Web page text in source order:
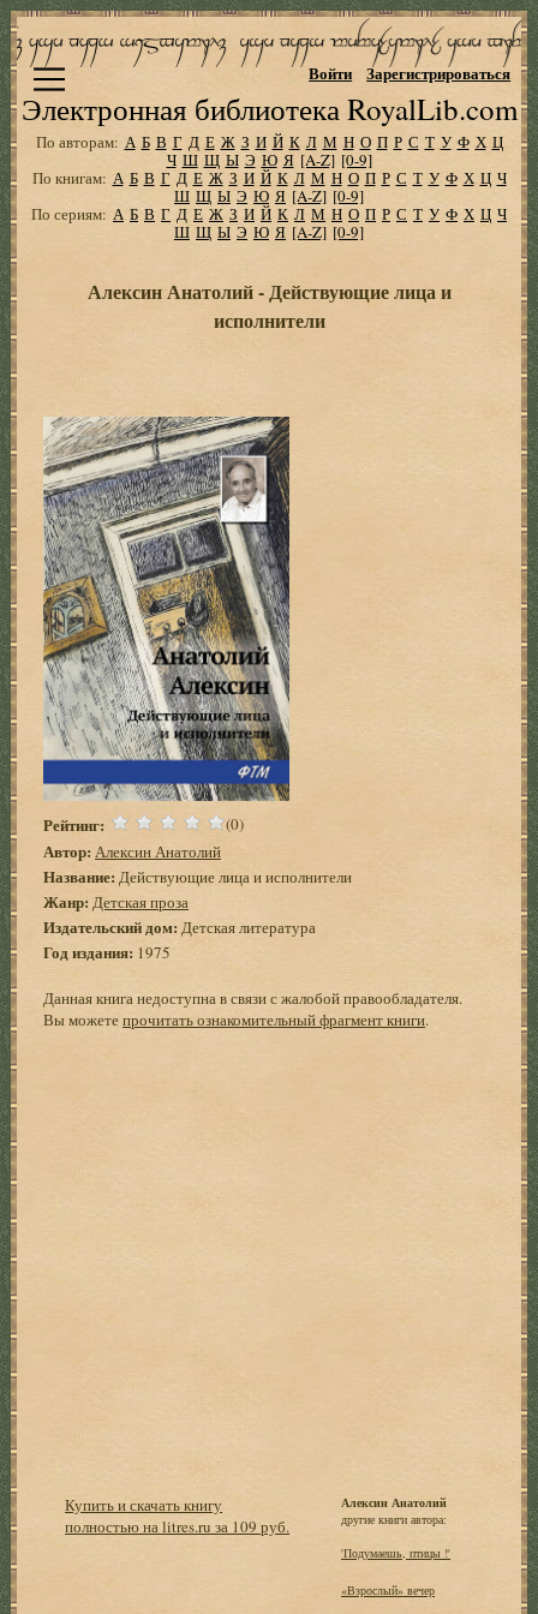
Электронная библиотека RoyalLib.com
Войти Зарегистрироваться
По авторам: А Б В Г Д Е Ж З И Й К Л М Н О П Р С Т У Ф Х Ц
Ч Ш Щ Ы Э Ю Я [A-Z] [0-9]
По книгам: А Б В Г Д Е Ж З И Й К Л М Н О П Р С Т У Ф Х Ц Ч
Ш Щ Ы Э Ю Я [A-Z] [0-9]
По сериям: А Б В Г Д Е Ж З И Й К Л М Н О П Р С Т У Ф Х Ц Ч
Ш Щ Ы Э Ю Я [A-Z] [0-9]
Алексин Анатолий - Действующие лица и
исполнители
Рейтинг: (0)
Автор: Алексин Анатолий
Название: Действующие лица и исполнители
Жанр: Детская проза
Издательский дом: Детская литература
Год издания: 1975
Данная книга недоступна в связи с жалобой правообладателя.
Вы можетепрочитать ознакомительный фрагмент книги.
Купить и скачать книгу
полностью на litres.ru за 109 руб.
Алексин Анатолий
другие книги автора:
'Подумаешь, птицы !'
«Взрослый» вечер